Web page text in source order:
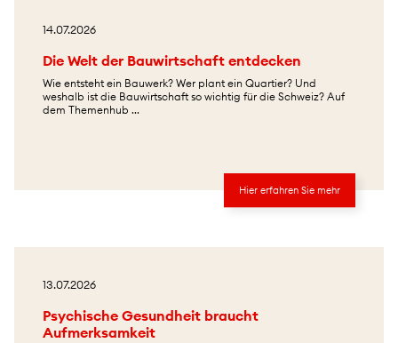
14.07.2026
Die Welt der Bauwirtschaft entdecken
Wie entsteht ein Bauwerk? Wer plant ein Quartier? Und
weshalb ist die Bauwirtschaft so wichtig für die Schweiz? Auf
dem Themenhub ...
Hier erfahren Sie mehr
13.07.2026
Psychische Gesundheit braucht
Aufmerksamkeit